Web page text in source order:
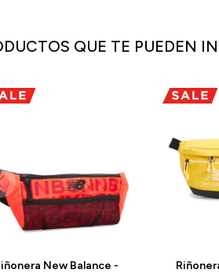
QUE TE PUEDEN
New Balance -